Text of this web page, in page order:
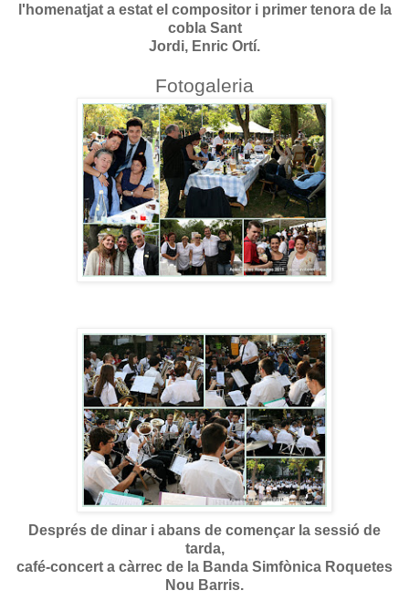
l'homenatjat a estat el compositor i primer tenora de la
cobla Sant
Jordi, Enric Ortí.
Fotogaleria
Després de dinar i abans de començar la sessió de
tarda,
café-concert a càrrec de la Banda Simfònica Roquetes
Nou Barris.